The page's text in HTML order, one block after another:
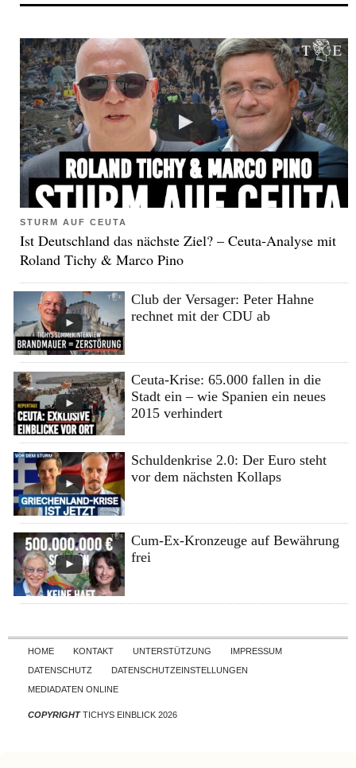
STURM AUF CEUTA
Ist Deutschland das nächste Ziel? – Ceuta-Analyse mit
Roland Tichy & Marco Pino
Club der Versager: Peter Hahne
rechnet mit der CDU ab
Ceuta-Krise: 65.000 fallen in die
Stadt ein – wie Spanien ein neues
2015 verhindert
Schuldenkrise 2.0: Der Euro steht
vor dem nächsten Kollaps
Cum-Ex-Kronzeuge auf Bewährung
frei
Skip to content
HOME KONTAKT UNTERSTÜTZUNG
IMPRESSUM
DATENSCHUTZ
DATENSCHUTZEINSTELLUNGEN
MEDIADATEN ONLINE
COPYRIGHTTICHYS EINBLICK 2026